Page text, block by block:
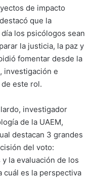
de impacto
que la
los psicólogos sean
la justicia, la paz y
fomentar desde la
investigación e
este rol.
investigador
de la UAEM,
destacan 3 grandes
del voto:
la evaluación de los
cuál es la perspectiva